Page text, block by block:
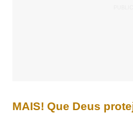
MAIS! Que Deus